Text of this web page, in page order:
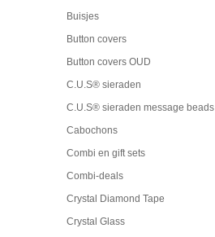
Buisjes
Button covers
Button covers OUD
C.U.S® sieraden
C.U.S® sieraden message beads
Cabochons
Combi en gift sets
Combi-deals
Crystal Diamond Tape
Crystal Glass